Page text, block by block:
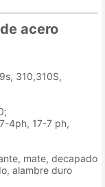
acero
310,310S,
4ph, 17-7 ph,
mate, decapado
alambre duro